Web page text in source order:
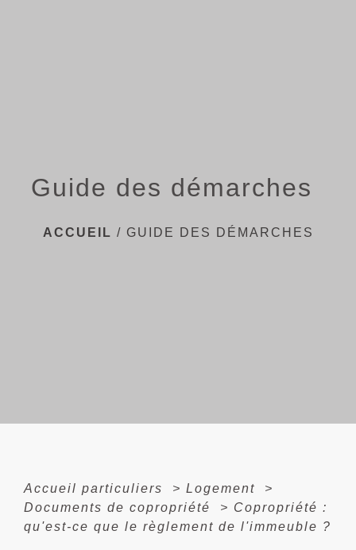
Guide des démarches
ACCUEIL / GUIDE DES DÉMARCHES
Accueil particuliers > Logement
>
Documents de copropriété
> Copropriété :
qu'est-ce que le règlement de l'immeuble ?